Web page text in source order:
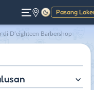
Pasang
Gelap
di D’eighteen Barbershop